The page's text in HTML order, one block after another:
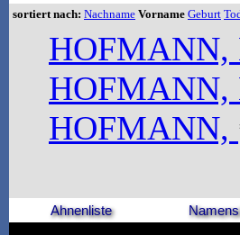
sortiert nach: Nachname Vorname Geburt
HOFMANN,
HOFMANN,
HOFMANN,
Ahnenliste